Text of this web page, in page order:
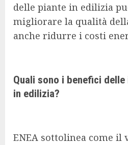
delle piante in edilizia
migliorare la qualità
anche ridurre i costi
Quali sono i benefici
in edilizia?
ENEA sottolinea come il